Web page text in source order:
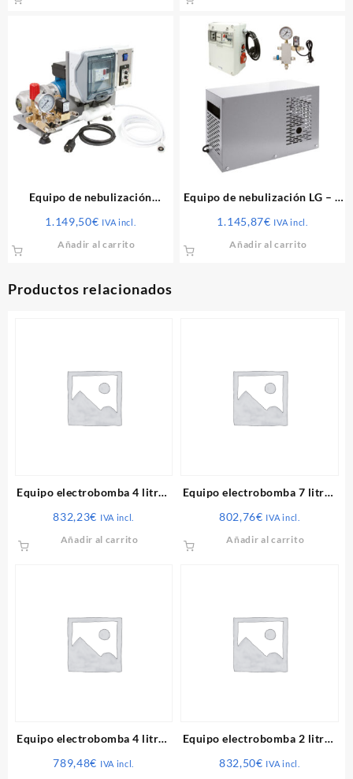
hasta
de
Equipo de nebulización
1.149,50€ IVA incl.
Añadir al carrito
Equipo de nebulización LG – 1
1.145,87€ IVA incl.
Añadir al carrito
Productos relacionados
Equipo electrobomba 4 litros
832,23€ IVA incl.
Añadir al carrito
Equipo electrobomba 7 litros
802,76€ IVA incl.
Añadir al carrito
Equipo electrobomba 4 litros
789,48€ IVA incl.
Equipo electrobomba 2 litros
832,50€ IVA incl.